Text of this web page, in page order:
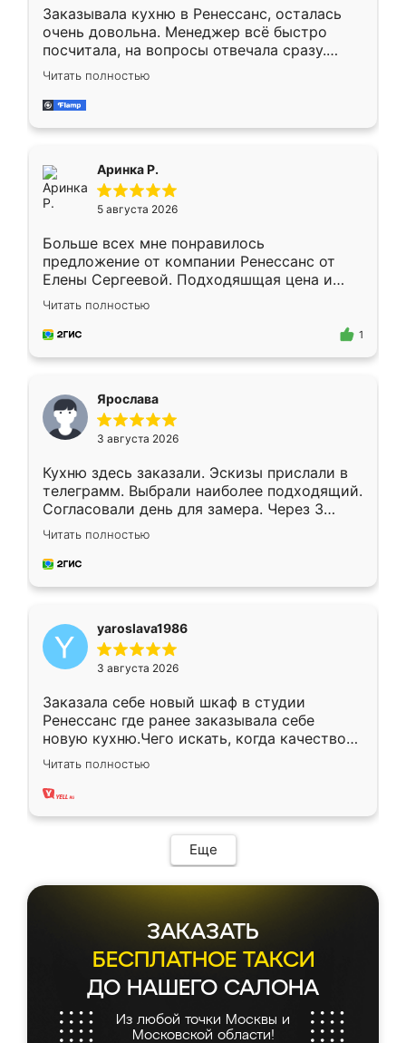
Заказывала кухню в Ренессанс, осталась
очень довольна. Менеджер всё быстро
посчитала, на вопросы отвечала сразу.
Замерщик приехал в субботу, подошёл к
делу со всей ответственностью. Собрали
за день, ребята работали аккуратно, даже
Читать полностью
Аринка Р.
5 августа 2026
Больше всех мне понравилось
предложение от компании Ренессанс от
Елены Сергеевой. Подходяшщая цена и
короткие сроки изготовления. Приехавший
для замера сотрудник Владислав
предложил по моему эскизу самый
Читать полностью
1
Ярослава
3 августа 2026
Кухню здесь заказали. Эскизы прислали в
телеграмм. Выбрали наиболее подходящий.
Согласовали день для замера. Через 3
недели кухня была уже готова. Остались
довольны работой. Спасибо Ренессанс
мебель за качественную работу!
Читать полностью
yaroslava1986
3 августа 2026
Заказала себе новый шкаф в студии
Ренессанс где ранее заказывала себе
новую кухню.Чего искать, когда качеством
вполне довольна. Служит кухня уже почти
два года, нареканий нет.
Читать полностью
Еще
ЗАКАЗАТЬ
БЕСПЛАТНОЕ ТАКСИ
ДО НАШЕГО САЛОНА
Из любой точки Москвы и
Московской области!